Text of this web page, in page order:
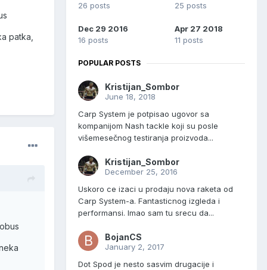
patka,
26 posts
25 posts
Dec 29 2016
16 posts
Apr 27 2018
11 posts
POPULAR POSTS
Kristijan_Sombor
June 18, 2018
Carp System je potpisao ugovor sa
kompanijom Nash tackle koji su posle
višemesečnog testiranja proizvoda...
Kristijan_Sombor
December 25, 2016
Uskoro ce izaci u prodaju nova raketa od
Carp System-a. Fantasticnog izgleda i
performansi. Imao sam tu srecu da...
BojanCS
January 2, 2017
Dot Spod je nesto sasvim drugacije i